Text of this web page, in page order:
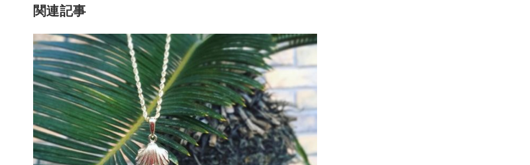
関連記事